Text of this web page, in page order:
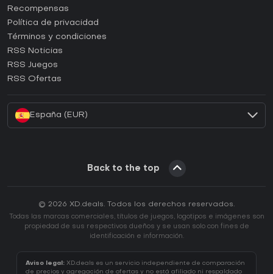
¿Cómo activar una CD Key de Steam?
¿Cómo activar una CD Key de Epic Games?
¿Cómo activar una CD Key de GOG?
¿Cómo activar una CD Key de Ubisoft Connect?
Recompensas
Política de privacidad
Términos y condiciones
RSS Noticias
RSS Juegos
RSS Ofertas
España (EUR)
Back to the top
© 2026 XD.deals. Todos los derechos reservados.
Todas las marcas comerciales, títulos de juegos, logotipos e imágenes son
propiedad de sus respectivos dueños y se usan solo con fines de
identificación e información.
Aviso legal: XD.deals es un servicio independiente de comparación
de precios y agregación de ofertas y no está afiliado ni respaldado